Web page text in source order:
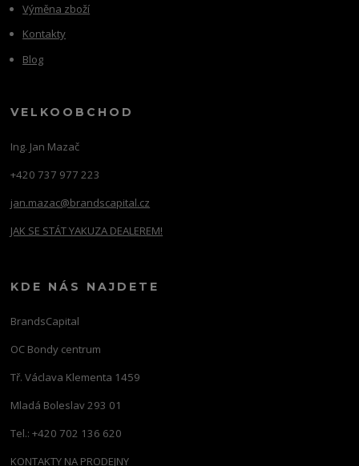
Výměna zboží
Kontakty
Blog
VELKOOBCHOD
Ing. Jan Mazač
+420 737 977 223
jan.mazac@brandscapital.cz
JAK SE STÁT YAKUZA DEALEREM!
KDE NÁS NAJDETE
BrandsCapital
OC Bondy centrum
Tř. Václava Klementa 1459
Mladá Boleslav 293 01
Tel.: +420 702 136 620
KONTAKTY NA PRODEJNY